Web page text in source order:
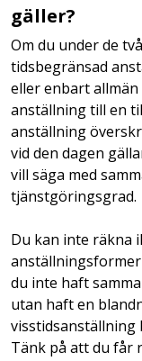
gäller?
Om du under de
tidsbegränsad
eller enbart
anställning till en
anställning
vid den dagen
vill säga med
tjänstgöringsgrad.
Du kan inte räkna
du inte haft
utan haft en
visstidsanställning
Tänk på att du får